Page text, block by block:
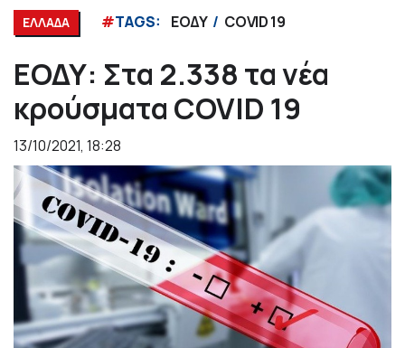
ΕΛΛΑΔΑ #TAGS: ΕΟΔΥ COVID 19
ΕΟΔΥ: Στα 2.338 τα νέα
κρούσματα COVID 19
13/10/2021, 18:28